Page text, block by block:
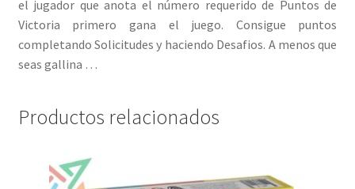
el jugador que anota el número requerido de Puntos de
Victoria primero gana el juego. Consigue puntos
completando Solicitudes y haciendo Desafios. A menos que
seas gallina …
Productos relacionados